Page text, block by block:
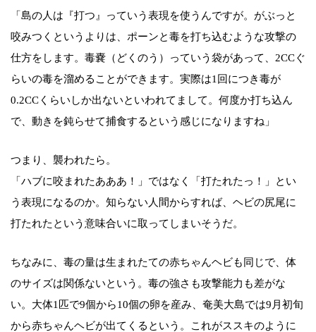
「島の人は『打つ』っていう表現を使うんですが。がぶっと
咬みつくというよりは、ポーンと毒を打ち込むような攻撃の
仕方をします。毒嚢（どくのう）っていう袋があって、2CCぐ
らいの毒を溜めることができます。実際は1回につき毒が
0.2CCくらいしか出ないといわれてまして。何度か打ち込ん
で、動きを鈍らせて捕食するという感じになりますね」
つまり、襲われたら。
「ハブに咬まれたあああ！」ではなく「打たれたっ！」とい
う表現になるのか。知らない人間からすれば、ヘビの尻尾に
打たれたという意味合いに取ってしまいそうだ。
ちなみに、毒の量は生まれたての赤ちゃんヘビも同じで、体
のサイズは関係ないという。毒の強さも攻撃能力も差がな
い。大体1匹で9個から10個の卵を産み、奄美大島では9月初旬
から赤ちゃんヘビが出てくるという。これがススキのように